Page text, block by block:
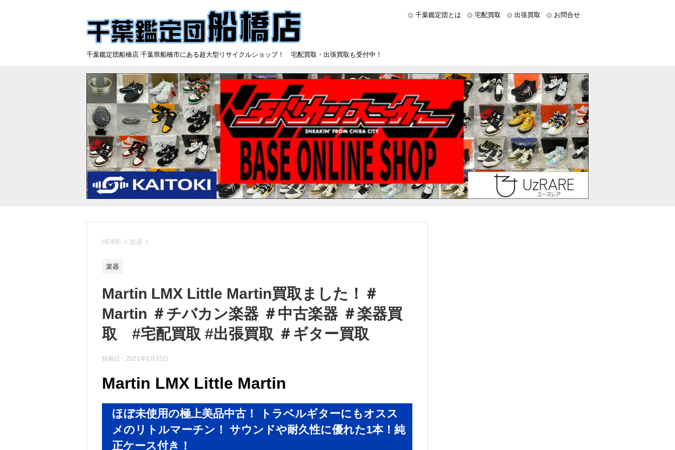
千葉鑑定団船橋店 千葉県船橋市にある超大型リサイクルショップ！ 宅配買取・出張買取も受付中！
千葉鑑定団とは 宅配買取 出張買取 お問合せ
HOME > 楽器 >
楽器
Martin LMX Little Martin買取ました！＃
Martin ＃チバカン楽器 ＃中古楽器 ＃楽器買
取 #宅配買取 #出張買取 ＃ギター買取
投稿日： 2021年2月15日
Martin LMX Little Martin
ほぼ未使用の極上美品中古！ トラベルギターにもオスス
メのリトルマーチン！ サウンドや耐久性に優れた1本！純
正ケース付き！